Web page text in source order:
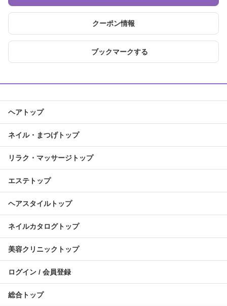
クーポン情報
ブックマークする
ヘアトップ
ネイル・まつげトップ
リラク・マッサージトップ
エステトップ
ヘアスタイルトップ
ネイルカタログトップ
美容クリニックトップ
ログイン / 会員登録
総合トップ